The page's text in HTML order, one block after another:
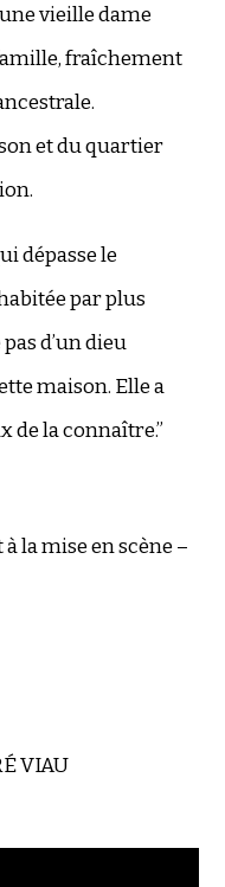
vieille dame
fraîchement
et du quartier
dépasse le
par plus
d’un dieu
maison. Elle a
de la connaître.”
la mise en scène–
VIAU